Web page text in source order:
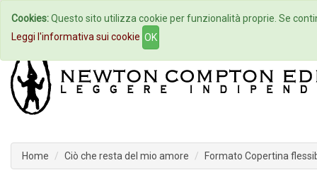
Home Autori Eventi
Home Ciò che resta del mio amore Formato Copertina
Cookies:Questo sito utilizza cookie per funzionalità proprie. Se
Leggi l'informativa sui cookie OK